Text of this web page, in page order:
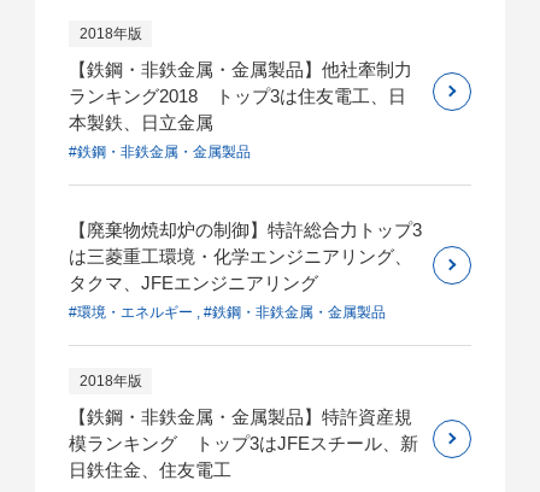
2018年版
【鉄鋼・非鉄金属・金属製品】他社牽制力
ランキング2018 トップ3は住友電工、日
本製鉄、日立金属
#鉄鋼・非鉄金属・金属製品
【廃棄物焼却炉の制御】特許総合力トップ3
は三菱重工環境・化学エンジニアリング、
タクマ、JFEエンジニアリング
#環境・エネルギー , #鉄鋼・非鉄金属・金属製品
2018年版
【鉄鋼・非鉄金属・金属製品】特許資産規
模ランキング トップ3はJFEスチール、新
日鉄住金、住友電工